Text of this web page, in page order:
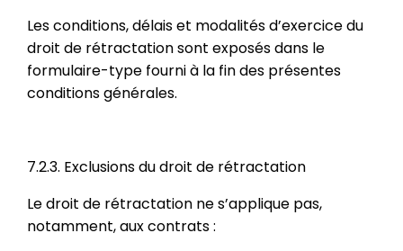
Les conditions, délais et modalités d’exercice du
droit de rétractation sont exposés dans le
formulaire-type fourni à la fin des présentes
conditions générales.
7.2.3. Exclusions du droit de rétractation
Le droit de rétractation ne s’applique pas,
notamment, aux contrats :